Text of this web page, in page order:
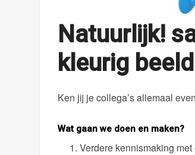
Natuurlijk!
kleurig
Ken jij je collega’s allemaal
Wat gaan we doen en maken?
Verdere kennismaking